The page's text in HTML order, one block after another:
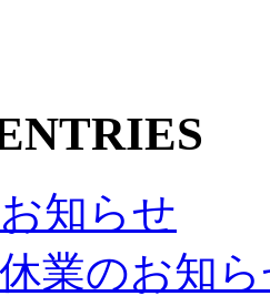
知らせ
業のお知